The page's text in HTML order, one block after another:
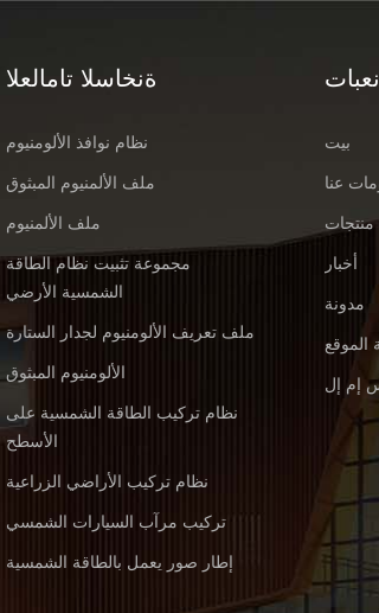
ةنخاسلا تامالعلا
نظام نوافذ الألومنيوم
ملف الألمنيوم المبثوق
ملف الألمنيوم
مجموعة تثبيت نظام الطاقة
الشمسية الأرضي
ملف تعريف الألومنيوم لجدار الستارة
الألومنيوم المبثوق
نظام تركيب الطاقة الشمسية على
الأسطح
نظام تركيب الأراضي الزراعية
تركيب مرآب السيارات الشمسي
إطار صور يعمل بالطاقة الشمسية
بيت
عنا
منتجات
أخبار
مدونة
إم إل